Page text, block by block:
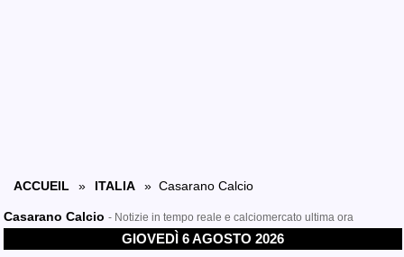
ACCUEIL » ITALIA » Casarano Calcio
Casarano Calcio - Notizie in tempo reale e calciomercato ultima ora
GIOVEDÌ 6 AGOSTO 2026